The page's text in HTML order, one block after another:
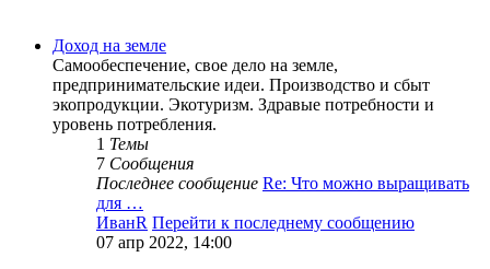
Доход на земле
Самообеспечение, свое дело на земле,
предпринимательские идеи. Производство и сбыт
экопродукции. Экотуризм. Здравые потребности и
уровень потребления.
1 Темы
7 Сообщения
Последнее сообщение Re: Что можно выращивать
для …
ИванR Перейти к последнему сообщению
07 апр 2022, 14:00